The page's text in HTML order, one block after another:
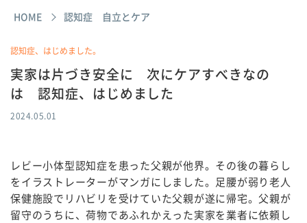
HOME 認知症 自立とケア
認知症、はじめました。
実家は片づき安全に 次にケアすべきなの
は 認知症、はじめました
2024.05.01
レビー小体型認知症を患った父親が他界。その後の暮らし
をイラストレーターがマンガにしました。足腰が弱り老人
保健施設でリハビリを受けていた父親が遂に帰宅。父親が
留守のうちに、荷物であふれかえった実家を業者に依頼し